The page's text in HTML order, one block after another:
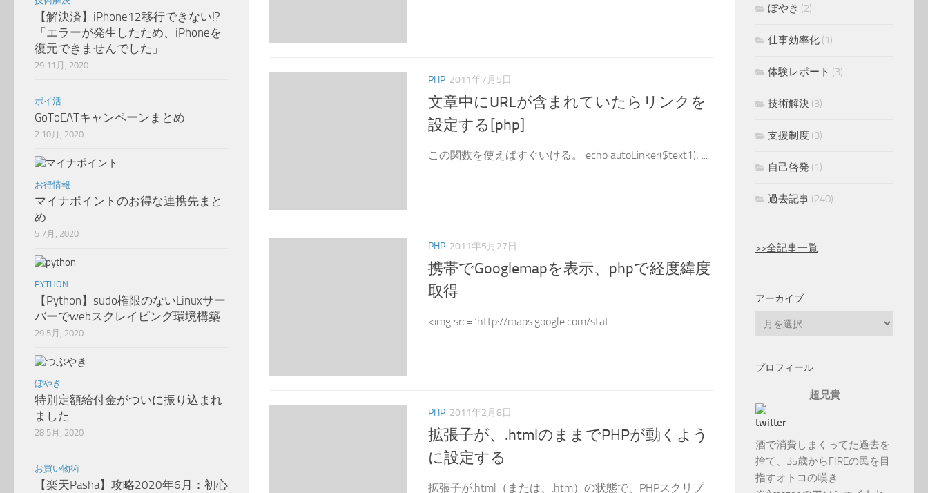
PHP 2011年7月5日
文章中にURLが含まれていたらリンクを
設定する[php]
この関数を使えばすぐいける。 echo autoLinker($text1); ...
PHP 2011年5月27日
携帯でGooglemapを表示、phpで経度緯度
取得
<img src=”http://maps.google.com/stat...
PHP 2011年2月8日
拡張子が、.htmlのままでPHPが動くよう
に設定する
拡張子が.html（または、.htm）の状態で、PHPスクリプ
【解決済】iPhone12移行できない!?
「エラーが発生したため、iPhoneを
復元できませんでした」
29 11月, 2020
ポイ活
GoToEATキャンペーンまとめ
2 10月, 2020
お得情報
マイナポイントのお得な連携先まと
め
5 7月, 2020
PYTHON
【Python】sudo権限のないLinuxサー
バーでwebスクレイピング環境構築
29 5月, 2020
ぼやき
特別定額給付金がついに振り込まれ
ました
28 5月, 2020
お買い物術
【楽天Pasha】攻略2020年6月：初心
ぼやき (2)
仕事効率化 (1)
体験レポート (3)
技術解決 (3)
支援制度 (3)
自己啓発 (1)
過去記事 (240)
>>全記事一覧
アーカイブ
イ
プロフィール
– 超兄貴 –
酒で消費しまくってた過去を
捨て、35歳からFIREの民を目
指すオトコの嘆き